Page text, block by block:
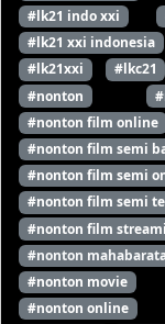
#lk21 indo xxi
#lk21 xxi indonesia
#lk21xxi
#lkc21
#nonton
#nonton film online
#nonton film semi
#nonton film semi
#nonton film semi
#nonton film
#nonton
#nonton movie
#nonton online